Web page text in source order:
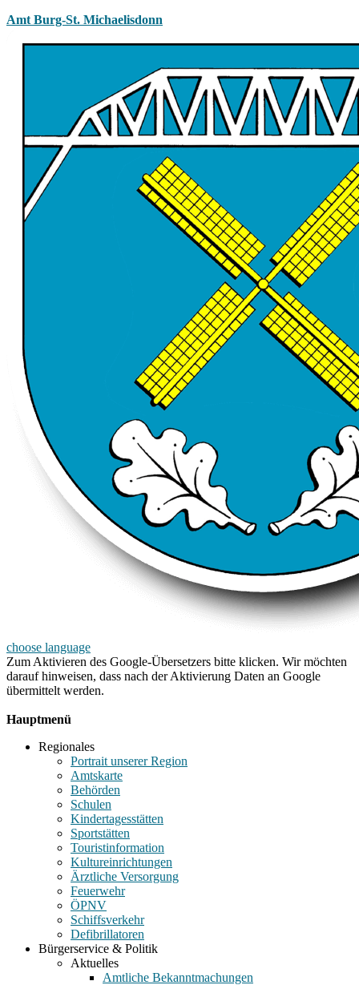
Amt Burg-St. Michaelisdonn
choose language
Zum Aktivieren des Google-Übersetzers bitte klicken. Wir möchten
darauf hinweisen, dass nach der Aktivierung Daten an Google
übermittelt werden.
Hauptmenü
Regionales
Portrait unserer Region
Amtskarte
Behörden
Schulen
Kindertagesstätten
Sportstätten
Touristinformation
Kultureinrichtungen
Ärztliche Versorgung
Feuerwehr
ÖPNV
Schiffsverkehr
Defibrillatoren
Bürgerservice & Politik
Aktuelles
Amtliche Bekanntmachungen